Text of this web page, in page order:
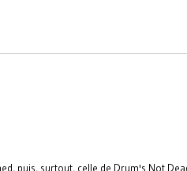
puis, surtout, celle de Drum's Not